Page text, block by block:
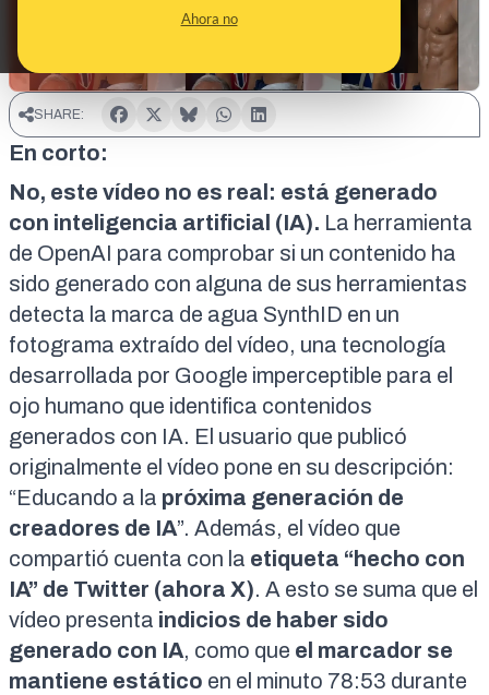
Ahora no
SHARE:
En corto:
No, este vídeo no es real: está generado
con inteligencia artificial (IA). La herramienta
de OpenAI para comprobar si un contenido ha
sido generado con alguna de sus herramientas
detecta la marca de agua SynthID en un
fotograma extraído del vídeo, una tecnología
desarrollada por Google imperceptible para el
ojo humano que identifica contenidos
generados con IA. El usuario que publicó
originalmente el vídeo pone en su descripción:
“Educando a la próxima generación de
creadores de IA”. Además, el vídeo que
compartió cuenta con la etiqueta “hecho con
IA” de Twitter (ahora X). A esto se suma que el
vídeo presenta indicios de haber sido
generado con IA, como que el marcador se
mantiene estático en el minuto 78:53 durante